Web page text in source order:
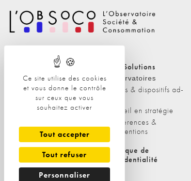
Ce site utilise des cookies
et vous donne le contrôle
sur ceux que vous
souhaitez activer
Tout accepter
Tout refuser
Personnaliser
Nos Solutions
A propos
L'équipe
Nos clients
Nos Solutions
Observatoires
Etudes & dispositifs ad-
Conseil en stratégie
Conférences &
interventions
Politique de cookies
Politique de
confidentialité